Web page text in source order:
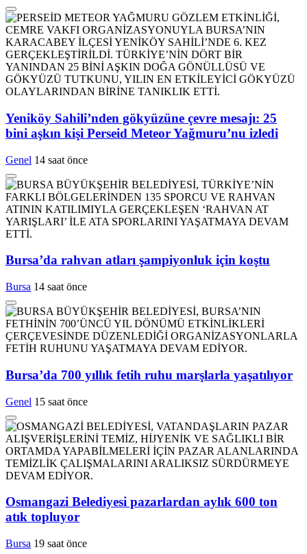
Yeniköy Sahili’nden gökyüzüne çevre mesajı: 25
bini aşkın kişi Perseid Meteor Yağmuru’nu izledi
Genel 14 saat önce
Bursa’da rahvan atları şampiyonluk için koştu
Bursa 14 saat önce
Bursa’da 700 yıllık fetih ruhu marşlarla yaşatılıyor
Genel 15 saat önce
Osmangazi Belediyesi pazarlardan aylık 600 ton
atık topluyor
Bursa 19 saat önce